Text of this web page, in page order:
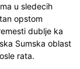
u sledecih
opstom
dublje ka
Sumska oblast
rata.